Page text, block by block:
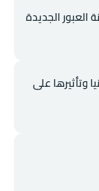
الجديدة
وتأثيرها على